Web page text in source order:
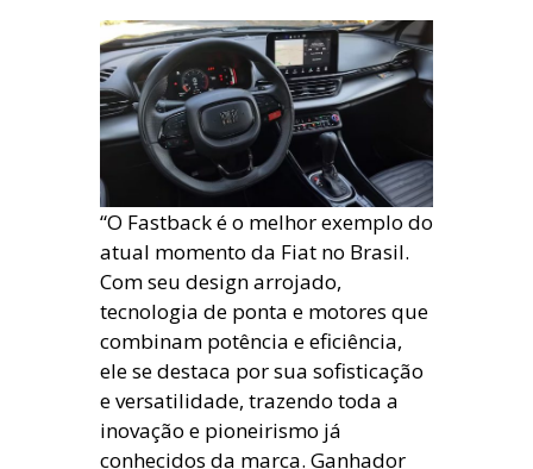
“O Fastback é o melhor exemplo do
atual momento da Fiat no Brasil.
Com seu design arrojado,
tecnologia de ponta e motores que
combinam potência e eficiência,
ele se destaca por sua sofisticação
e versatilidade, trazendo toda a
inovação e pioneirismo já
conhecidos da marca. Ganhador